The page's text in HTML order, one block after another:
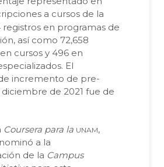
a cursos de la
registros en programas de
así como 72,658
cursos y 496 en
El
incremento de pre-
de 2021 fue de
Coursera para la unam,
a la
de la Campus